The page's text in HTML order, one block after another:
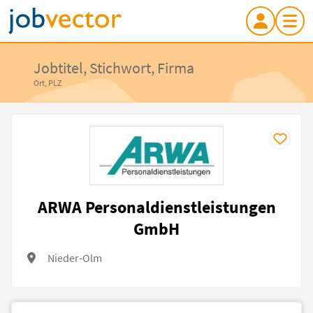
Jobtitel, Stichwort, Firma
Ort, PLZ
ARWA Personaldienstleistungen
GmbH
Nieder-Olm